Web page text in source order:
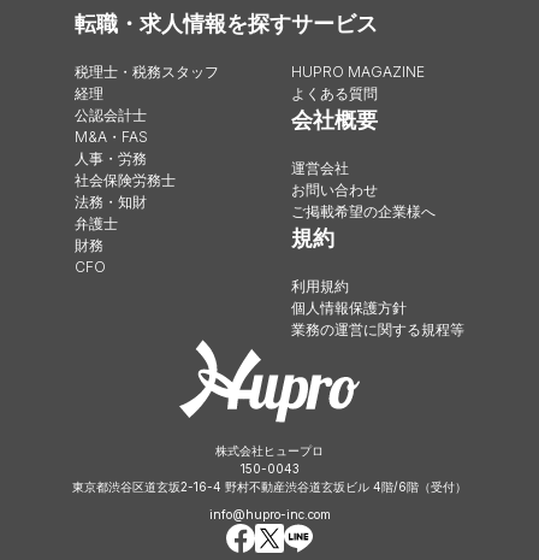
転職・求人情報を探す
税理士・税務スタッフ
経理
公認会計士
M&A・FAS
人事・労務
社会保険労務士
法務・知財
弁護士
財務
CFO
サービス
HUPRO MAGAZINE
よくある質問
会社概要
運営会社
お問い合わせ
ご掲載希望の企業様へ
規約
利用規約
個人情報保護方針
業務の運営に関する規程等
株式会社ヒュープロ
150-0043
東京都渋谷区道玄坂2-16-4 野村不動産渋谷道玄坂ビル 4階/6階（受付）
info@hupro-inc.com